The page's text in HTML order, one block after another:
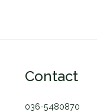
Contact
036-5480870